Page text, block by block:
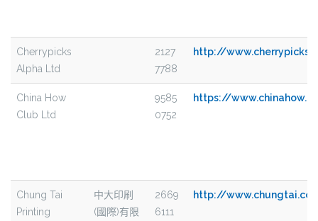
Cherrypicks
Alpha Ltd
2127
7788
http://
China How
Club Ltd
9585
0752
https://
Chung Tai
Printing
中大印刷
(國際)有限
2669
6111
http://